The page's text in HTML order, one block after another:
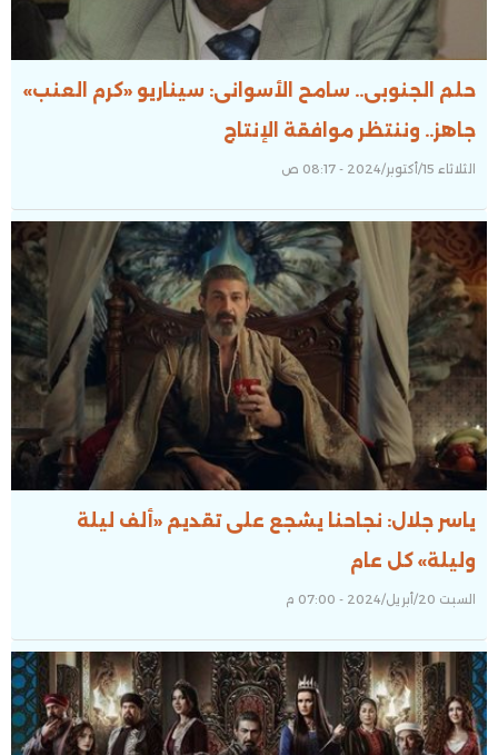
حلم الجنوبى.. سامح الأسوانى: سيناريو «كرم العنب»
جاهز.. وننتظر موافقة الإنتاج
الثلاثاء 15/أكتوبر/2024 - 08:17 ص
ياسر جلال: نجاحنا يشجع على تقديم «ألف ليلة
وليلة» كل عام
السبت 20/أبريل/2024 - 07:00 م